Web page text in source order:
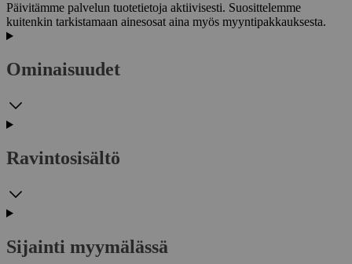
Päivitämme palvelun tuotetietoja aktiivisesti. Suosittelemme
kuitenkin tarkistamaan ainesosat aina myös myyntipakkauksesta.
Ominaisuudet
Ravintosisältö
Sijainti myymälässä